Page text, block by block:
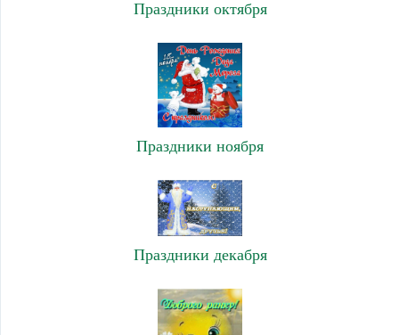
Праздники октября
Праздники ноября
Праздники декабря